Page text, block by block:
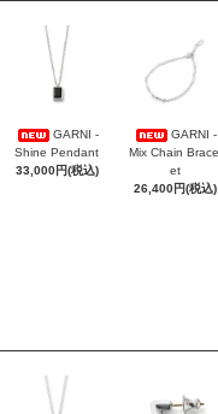
GARNI -
Shine Pendant
33,000円(税込)
GARNI -
Mix Chain
et
26,400円(税込)